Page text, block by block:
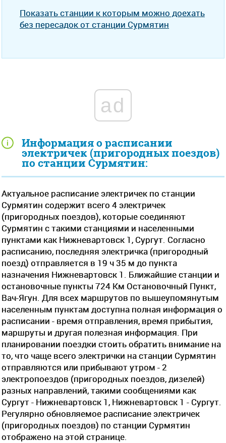
Информация о расписании
электричек (пригородных поездов)
по станции Сурмятин:
Актуальное расписание электричек по станции
Сурмятин содержит всего 4 электричек
(пригородных поездов), которые соединяют
Сурмятин с такими станциями и населенными
пунктами как Нижневартовск 1, Сургут. Согласно
расписанию, последняя электричка (пригородный
поезд) отправляется в 19 ч 35 м до пункта
назначения Нижневартовск 1. Ближайшие станции и
остановочные пункты 724 Км Остановочный Пункт,
Вач-Ягун. Для всех маршрутов по вышеупомянутым
населенным пунктам доступна полная информация о
расписании - время отправления, время прибытия,
маршруты и другая полезная информация. При
планировании поездки стоить обратить внимание на
то, что чаще всего электрички на станции Сурмятин
отправляются или прибывают утром - 2
электропоездов (пригородных поездов, дизелей)
разных направлений, такими сообщениями как
Сургут - Нижневартовск 1, Нижневартовск 1 - Сургут.
Регулярно обновляемое расписание электричек
(пригородных поездов) по станции Сурмятин
отображено на этой странице.
Показать станции к которым можно доехать
без пересадок от станции Сурмятин
ad